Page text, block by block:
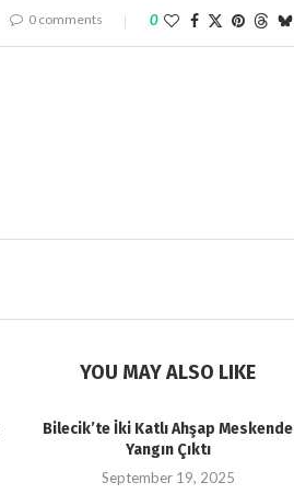
0 comments 0
YOU MAY ALSO LIKE
Bilecik’te İki Katlı Ahşap Meskende
Yangın Çıktı
September 19, 2025